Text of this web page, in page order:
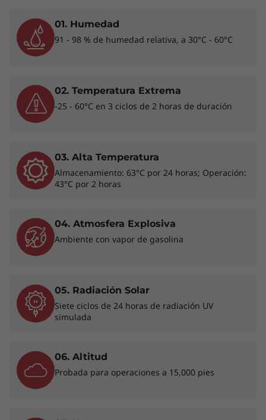
Conectividad en todas partes
Elige la conectividad 4G LTE WWAN* en el
usarlo como un smartphone. Y combínala con
la cobertura Wi-Fi 6E** para estar conectado
en prácticamente cualquier sitio. Además,
el cual te avisa sobre tu postura y te recuerda
que desvíes la vista de la pantalla para volver a
* La disponibilidad de WWAN opcional varía según la región y debe
01. Humedad
91 - 98 % de humedad relativa, a 30°C - 60°C
02. Temperatura Extrema
-25 - 60°C en 3 ciclos de 2 horas de duración
03. Alta Temperatura
Almacenamiento: 63°C por 24 horas; Operación:
43°C por 2 horas
04. Atmosfera Explosiva
Ambiente con vapor de gasolina
05. Radiación Solar
Siete ciclos de 24 horas de radiación UV
simulada
06. Altitud
Probada para operaciones a 15,000 pies